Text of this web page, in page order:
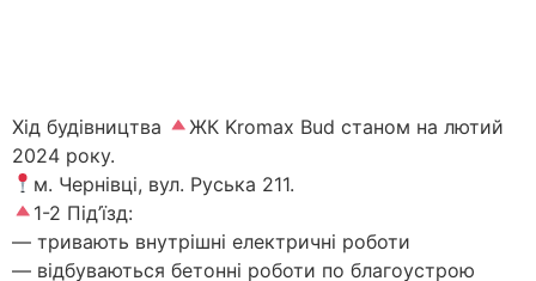
Хід будівництва
ЖК Kromax Bud станом на лютий
2024 року.
м. Чернівці, вул. Руська 211.
1-2 Під’їзд:
— тривають внутрішні електричні роботи
— відбуваються бетонні роботи по благоустрою